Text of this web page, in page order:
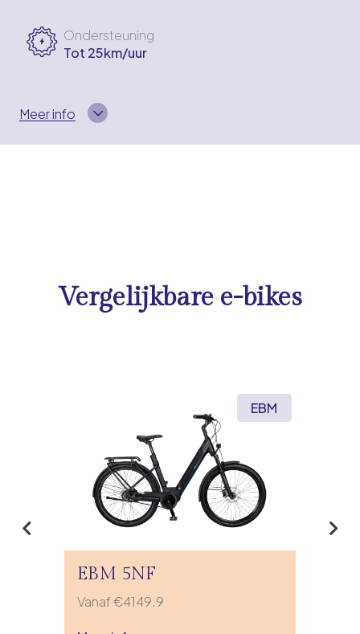
Ondersteuning
Tot 25km/uur
Meer info
Vergelijkbare e-bikes
EBM
EBM 5NF
Vanaf €4149.9